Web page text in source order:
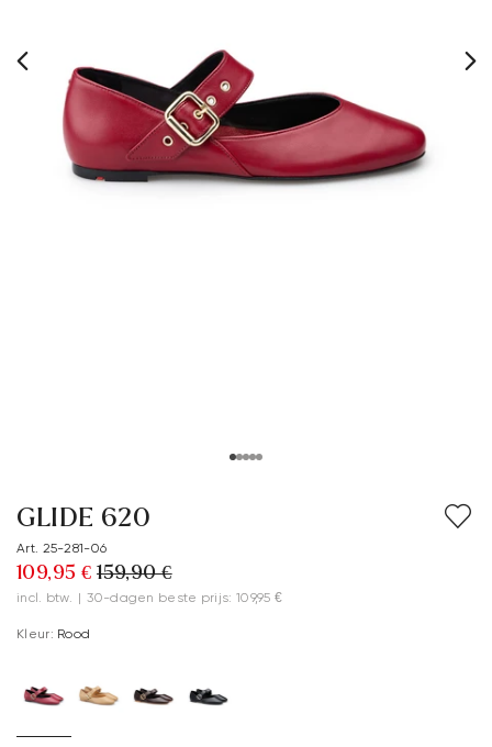
GLIDE 620
Art. 25-281-06
109,95 € 159,90 €
incl. btw. | 30-dagen beste prijs: 109,95 €
Kleur: Rood